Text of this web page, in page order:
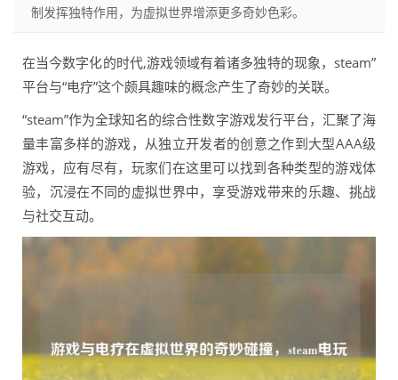
制发挥独特作用，为虚拟世界增添更多奇妙色彩。
在当今数字化的时代,游戏领域有着诸多独特的现象，steam”
平台与“电疗”这个颇具趣味的概念产生了奇妙的关联。
“steam”作为全球知名的综合性数字游戏发行平台，汇聚了海
量丰富多样的游戏，从独立开发者的创意之作到大型AAA级
游戏，应有尽有，玩家们在这里可以找到各种类型的游戏体
验，沉浸在不同的虚拟世界中，享受游戏带来的乐趣、挑战
与社交互动。